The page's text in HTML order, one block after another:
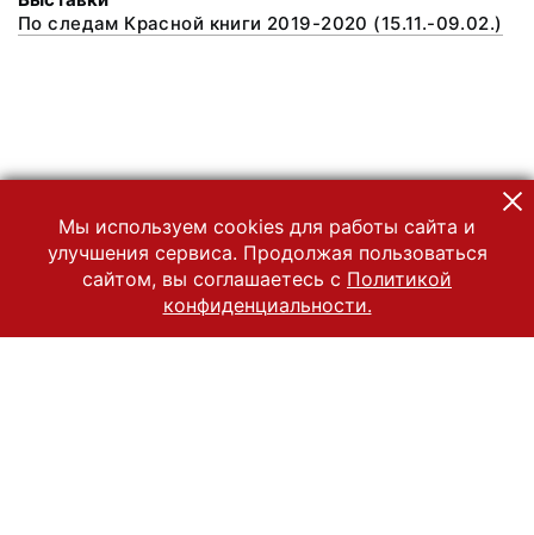
По следам Красной книги 2019-2020 (15.11.-09.02.)
Мы используем cookies для работы сайта и
улучшения сервиса. Продолжая пользоваться
сайтом, вы соглашаетесь с Политикой
конфиденциальности.